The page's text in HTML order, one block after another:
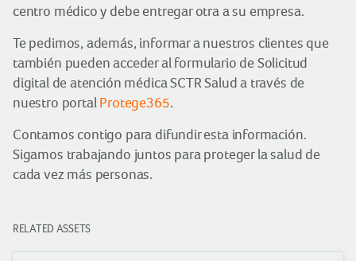
centro médico y debe entregar otra a su empresa.
Te pedimos, además, informar a nuestros clientes que
también pueden acceder al formulario de Solicitud
digital de atención médica SCTR Salud a través de
nuestro portal Protege365.
Contamos contigo para difundir esta información.
Sigamos trabajando juntos para proteger la salud de
cada vez más personas.
RELATED ASSETS